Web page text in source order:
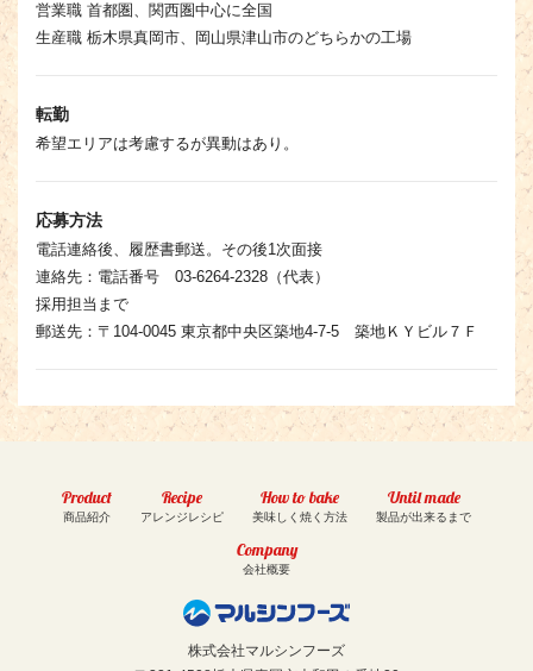
営業職 首都圏、関西圏中心に全国
生産職 栃木県真岡市、岡山県津山市のどちらかの工場
転勤
希望エリアは考慮するが異動はあり。
応募方法
電話連絡後、履歴書郵送。その後1次面接
連絡先：電話番号 03-6264-2328（代表）
採用担当まで
郵送先：〒104-0045 東京都中央区築地4-7-5 築地ＫＹビル７Ｆ
Product
商品紹介
Recipe
アレンジレシピ
How to bake
美味しく焼く方法
Until made
製品が出来るまで
Company
会社概要
株式会社マルシンフーズ